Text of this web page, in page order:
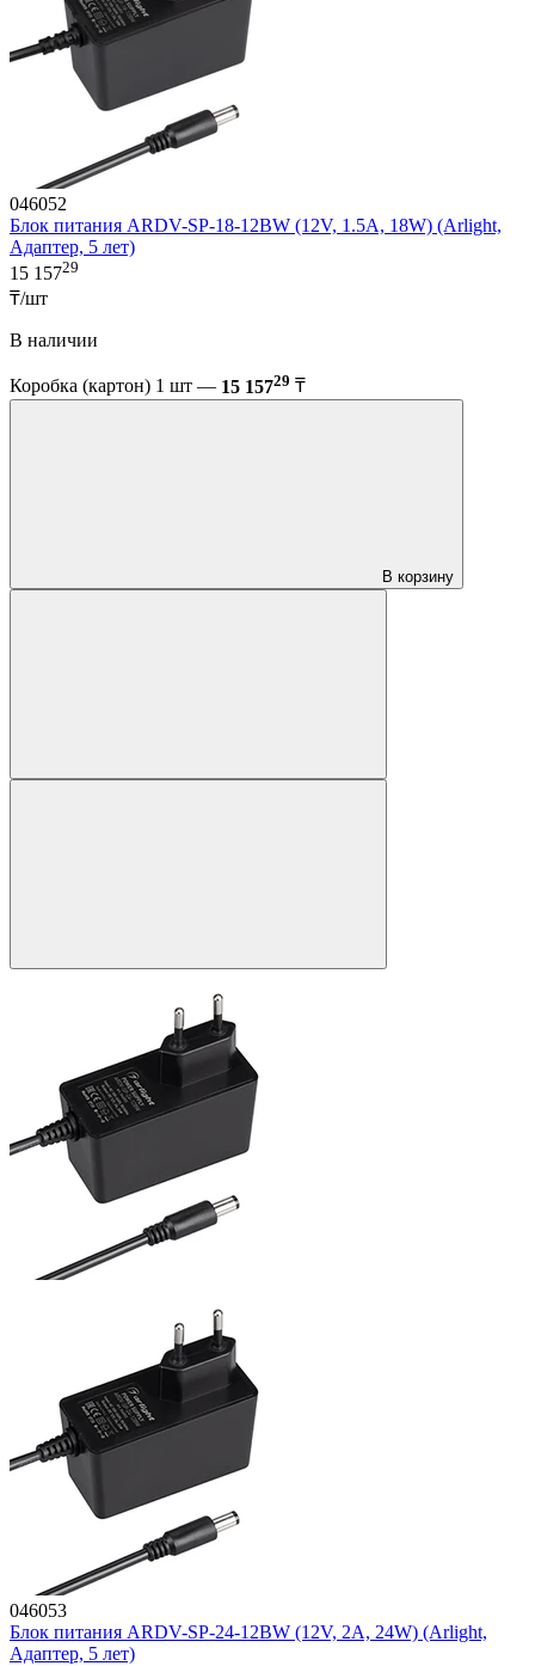
046052
Блок питания ARDV-SP-18-12BW (12V, 1.5A, 18W) (Arlight,
Адаптер, 5 лет)
15 15729
₸/шт
В наличии
Коробка (картон) 1 шт — 15 15729 ₸
В корзину
046053
Блок питания ARDV-SP-24-12BW (12V, 2A, 24W) (Arlight,
Адаптер, 5 лет)